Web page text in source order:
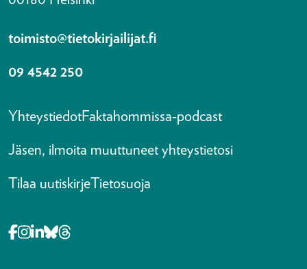
toimisto@tietokirjailijat.fi
09 4542 250
YhteystiedotFaktahommissa-podcast
Jäsen, ilmoita muuttuneet yhteystietosi
Tilaa uutiskirjeTietosuoja
Opens in a new tab Facebook-f
Opens in a new tab Instagram
Opens in a new tab Linkedin-in
Opens in a new tab Bluesky